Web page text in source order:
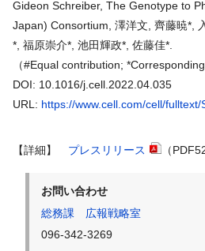
Gideon Schreiber, The Genotype to
Japan) Consortium, 澤洋文, 齊藤暁*,
*, 福原崇介*, 池田輝政*, 佐藤佳*.
（#Equal contribution; *Corresponding
DOI: 10.1016/j.cell.2022.04.035
URL: https://www.cell.com/cell/
【詳細】 プレスリリース （
お問い合わせ
総務課 広報戦略室
096-342-3269